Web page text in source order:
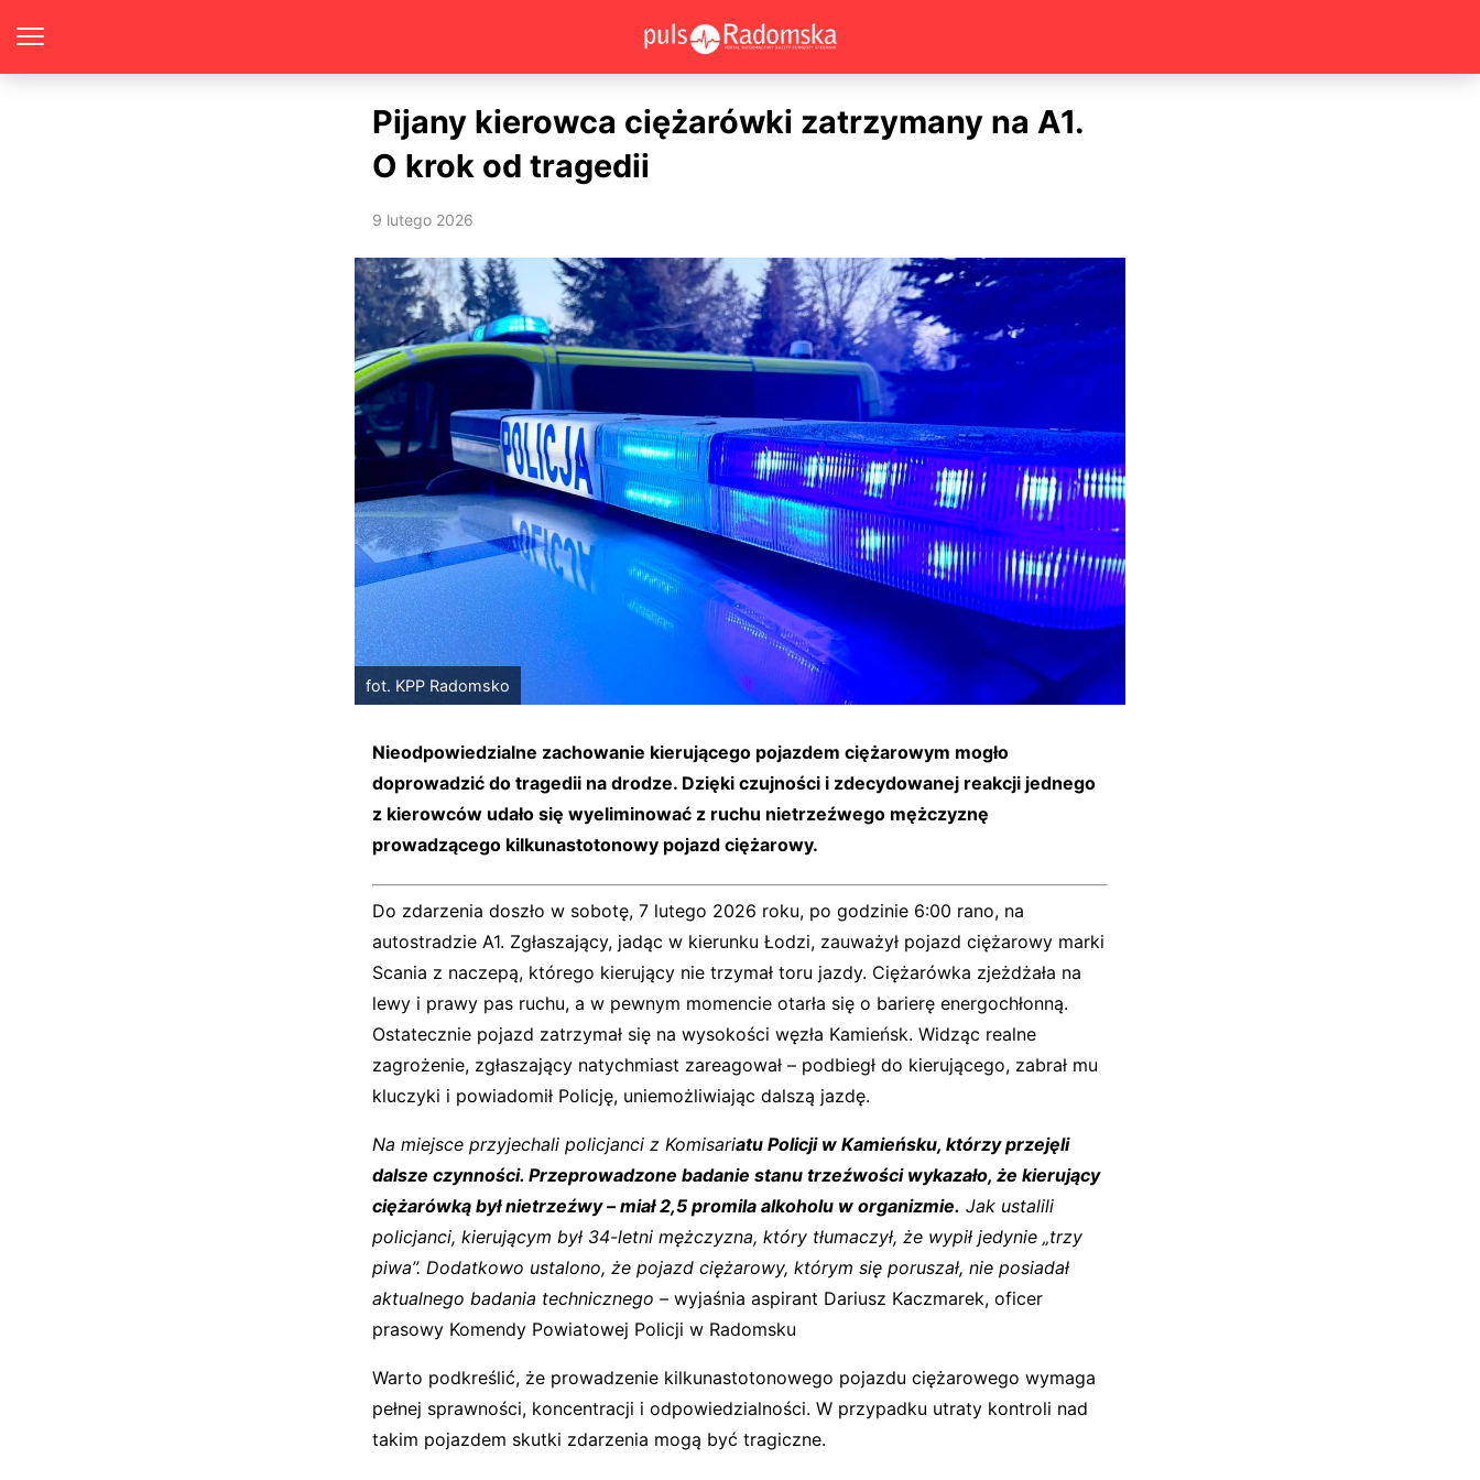
Pijany kierowca ciężarówki zatrzymany na A1.
O krok od tragedii
9 lutego 2026
fot. KPP Radomsko
Nieodpowiedzialne zachowanie kierującego pojazdem ciężarowym mogło
doprowadzić do tragedii na drodze. Dzięki czujności i zdecydowanej reakcji jednego
z kierowców udało się wyeliminować z ruchu nietrzeźwego mężczyznę
prowadzącego kilkunastotonowy pojazd ciężarowy.
Do zdarzenia doszło w sobotę, 7 lutego 2026 roku, po godzinie 6:00 rano, na
autostradzie A1. Zgłaszający, jadąc w kierunku Łodzi, zauważył pojazd ciężarowy marki
Scania z naczepą, którego kierujący nie trzymał toru jazdy. Ciężarówka zjeżdżała na
lewy i prawy pas ruchu, a w pewnym momencie otarła się o barierę energochłonną.
Ostatecznie pojazd zatrzymał się na wysokości węzła Kamieńsk. Widząc realne
zagrożenie, zgłaszający natychmiast zareagował – podbiegł do kierującego, zabrał mu
kluczyki i powiadomił Policję, uniemożliwiając dalszą jazdę.
Na miejsce przyjechali policjanci z Komisariatu Policji w Kamieńsku, którzy przejęli
dalsze czynności. Przeprowadzone badanie stanu trzeźwości wykazało, że kierujący
ciężarówką był nietrzeźwy – miał 2,5 promila alkoholu w organizmie. Jak ustalili
policjanci, kierującym był 34-letni mężczyzna, który tłumaczył, że wypił jedynie „trzy
piwa”. Dodatkowo ustalono, że pojazd ciężarowy, którym się poruszał, nie posiadał
aktualnego badania technicznego – wyjaśnia aspirant Dariusz Kaczmarek, oficer
prasowy Komendy Powiatowej Policji w Radomsku
Warto podkreślić, że prowadzenie kilkunastotonowego pojazdu ciężarowego wymaga
pełnej sprawności, koncentracji i odpowiedzialności. W przypadku utraty kontroli nad
takim pojazdem skutki zdarzenia mogą być tragiczne.